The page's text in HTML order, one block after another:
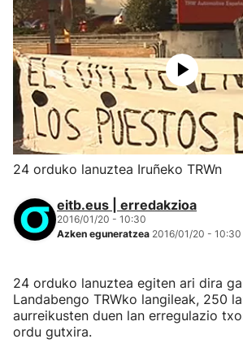
24 orduko lanuztea Iruñeko TRWn
eitb.eus | erredakzioa
2016/01/20 - 10:30
Azken eguneratzea 2016/01/20 - 10:30
24 orduko lanuztea egiten ari dira
Landabengo TRWko langileak, 250
aurreikusten duen lan erregulazio
ordu gutxira.